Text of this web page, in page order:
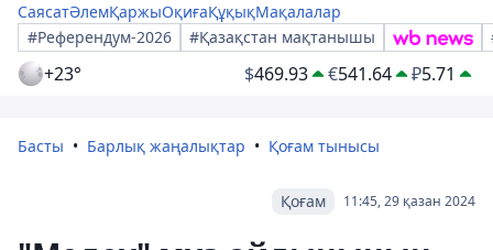
СаясатӘлемҚаржыОқиғаҚұқықМақалалар
#Референдум-2026
#Қазақстан мақтанышы
+23° $469.93 €541.64 ₽5.71
Басты Барлық жаңалықтар Қоғам тынысы
11:45, 29 қазан 2024
Қоғам